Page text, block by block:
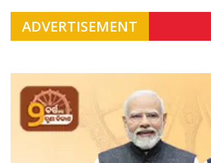
ADVERTISEMENT